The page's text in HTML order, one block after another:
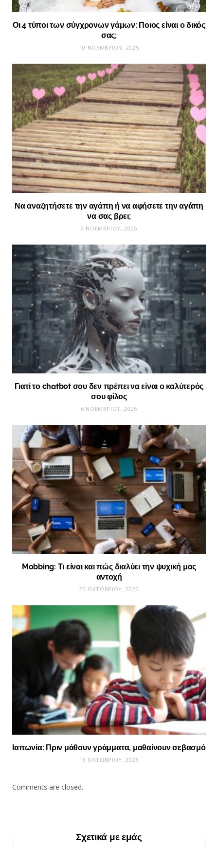
Οι 4 τύποι των σύγχρονων γάμων: Ποιος είναι ο δικός
σας;
10 ΝΟΕΜΒΡΊΟΥ, 2025
Να αναζητήσετε την αγάπη ή να αφήσετε την αγάπη
να σας βρει;
9 ΝΟΕΜΒΡΊΟΥ, 2025
Γιατί το chatbot σου δεν πρέπει να είναι ο καλύτερός
σου φίλος
6 ΝΟΕΜΒΡΊΟΥ, 2025
Mobbing: Τι είναι και πώς διαλύει την ψυχική μας
αντοχή
20 ΟΚΤΩΒΡΊΟΥ, 2025
Ιαπωνία: Πριν μάθουν γράμματα, μαθαίνουν σεβασμό
13 ΟΚΤΩΒΡΊΟΥ, 2025
Comments are closed.
Σχετικά με εμάς